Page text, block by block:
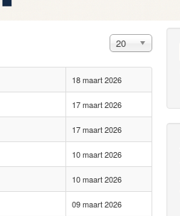
Toon #
20
18 maart 2026
17 maart 2026
17 maart 2026
10 maart 2026
10 maart 2026
09 maart 2026